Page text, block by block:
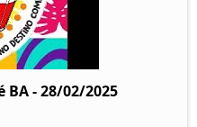
BA - 28/02/2025